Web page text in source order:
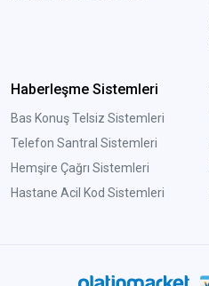
Haberleşme Sistemleri
Bas Konuş Telsiz Sistemleri
Telefon Santral Sistemleri
Hemşire Çağrı Sistemleri
Hastane Acil Kod Sistemleri